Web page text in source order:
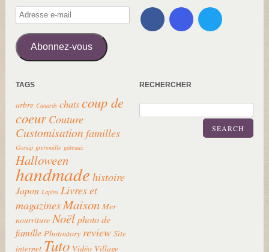
Adresse
e-
mail
Abonnez-vous
TAGS
arbre Canards chatscoup de
coeur Couture
Customisation familles
Gossip grenouille gâteaux
Halloween
handmade histoire
Japon Lapins Livres et
magazinesMaison Mer
nourriture Noëlphoto de
famille Photostory review Site
internet Tuto Vidéo Village
RECHERCHER
SEARCH